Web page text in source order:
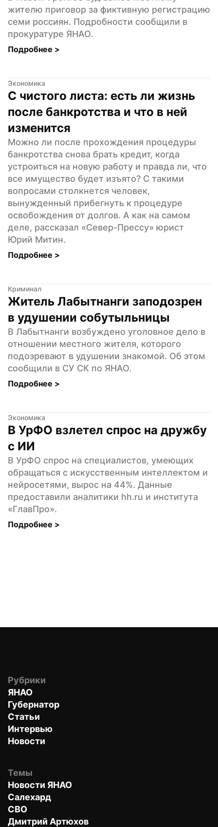
жителю приговор за фиктивную регистрацию
семи россиян. Подробности сообщили в
прокуратуре ЯНАО.
Подробнее >
Экономика
С чистого листа: есть ли жизнь
после банкротства и что в ней
изменится
Можно ли после прохождения процедуры
банкротства снова брать кредит, когда
устроиться на новую работу и правда ли, что
все имущество будет изъято? С такими
вопросами столкнется человек,
вынужденный прибегнуть к процедуре
освобождения от долгов. А как на самом
деле, рассказал «Север-Прессу» юрист
Юрий Митин.
Подробнее >
Криминал
Житель Лабытнанги заподозрен
в удушении собутыльницы
В Лабытнанги возбуждено уголовное дело в
отношении местного жителя, которого
подозревают в удушении знакомой. Об этом
сообщили в СУ СК по ЯНАО.
Подробнее >
Экономика
В УрФО взлетел спрос на дружбу
с ИИ
В УрФО спрос на специалистов, умеющих
обращаться с искусственным интеллектом и
нейросетями, вырос на 44%. Данные
предоставили аналитики hh.ru и института
«ГлавПро».
Подробнее >
Рубрики
ЯНАО
Губернатор
Статьи
Интервью
Новости
Темы
Новости ЯНАО
Салехард
СВО
Дмитрий Артюхов